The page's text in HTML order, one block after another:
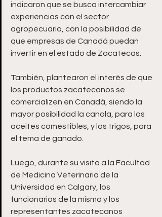
indicaron que se busca intercambiar
experiencias con el sector
agropecuario, con la posibilidad de
que empresas de Canadá puedan
invertir en el estado de Zacatecas.
También, plantearon el interés de que
los productos zacatecanos se
comercializen en Canadá, siendo la
mayor posibilidad la canola, para los
aceites comestibles, y los trigos, para
el tema de ganado.
Luego, durante su visita a la Facultad
de Medicina Veterinaria de la
Universidad en Calgary, los
funcionarios de la misma y los
representantes zacatecanos